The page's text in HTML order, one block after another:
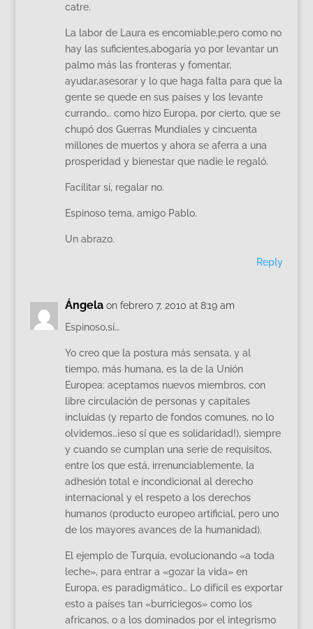
catre.
La labor de Laura es encomiable,pero como no
hay las suficientes,abogaría yo por levantar un
palmo más las fronteras y fomentar,
ayudar,asesorar y lo que haga falta para que la
gente se quede en sus países y los levante
currando… como hizo Europa, por cierto, que se
chupó dos Guerras Mundiales y cincuenta
millones de muertos y ahora se aferra a una
prosperidad y bienestar que nadie le regaló.
Facilitar sí, regalar no.
Espinoso tema, amigo Pablo.
Un abrazo.
Reply
Ángela on febrero 7, 2010 at 8:19 am
Espinoso,sí…
Yo creo que la postura más sensata, y al
tiempo, más humana, es la de la Unión
Europea: aceptamos nuevos miembros, con
libre circulación de personas y capitales
incluídas (y reparto de fondos comunes, no lo
olvidemos…¡eso sí que es solidaridad!), siempre
y cuando se cumplan una serie de requisitos,
entre los que está, irrenunciablemente, la
adhesión total e incondicional al derecho
internacional y el respeto a los derechos
humanos (producto europeo artificial, pero uno
de los mayores avances de la humanidad).
El ejemplo de Turquía, evolucionando «a toda
leche», para entrar a «gozar la vida» en
Europa, es paradigmático… Lo difícil es exportar
esto a países tan «burriciegos» como los
africanos, o a los dominados por el integrismo